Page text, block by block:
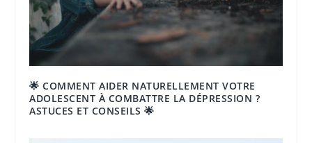
🌟 COMMENT AIDER NATURELLEMENT VOTRE
ADOLESCENT À COMBATTRE LA DÉPRESSION ?
ASTUCES ET CONSEILS 🌟